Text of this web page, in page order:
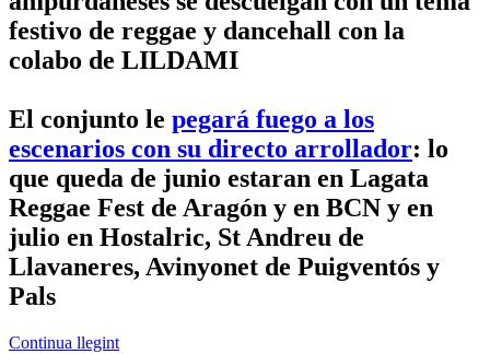
festivo de reggae y dancehall con la
colabo de LILDAMI
El conjunto le pegará fuego a los
escenarios con su directo arrollador: lo
que queda de junio estaran en Lagata
Reggae Fest de Aragón y en BCN y en
julio en Hostalric, St Andreu de
Llavaneres, Avinyonet de Puigventós y
Pals
Continua llegint